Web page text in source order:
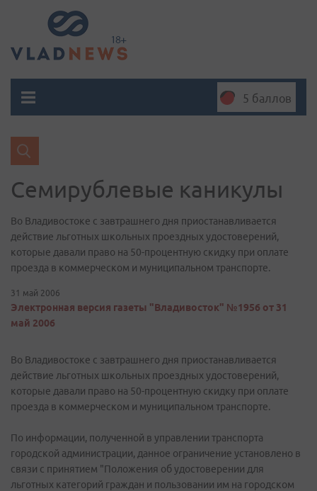
5 баллов
Семирублевые каникулы
Во Владивостоке с завтрашнего дня приостанавливается
действие льготных школьных проездных удостоверений,
которые давали право на 50-процентную скидку при оплате
проезда в коммерческом и муниципальном транспорте.
31 май 2006
Электронная версия газеты "Владивосток" №1956 от 31
май 2006
Во Владивостоке с завтрашнего дня приостанавливается
действие льготных школьных проездных удостоверений,
которые давали право на 50-процентную скидку при оплате
проезда в коммерческом и муниципальном транспорте.
По информации, полученной в управлении транспорта
городской администрации, данное ограничение установлено в
связи с принятием "Положения об удостоверении для
льготных категорий граждан и пользовании им на городском